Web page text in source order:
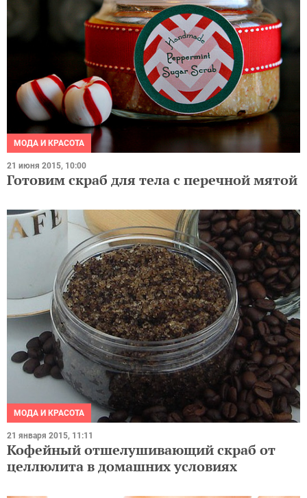
МОДА И КРАСОТА
21 июня 2015, 10:00
Готовим скраб для тела с перечной мятой
МОДА И КРАСОТА
21 января 2015, 11:11
Кофейный отшелушивающий скраб от
целлюлита в домашних условиях